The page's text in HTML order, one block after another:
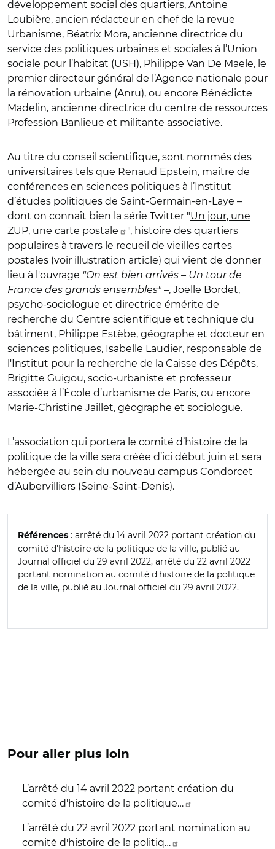
développement social des quartiers, Antoine
Loubière, ancien rédacteur en chef de la revue
Urbanisme, Béatrix Mora, ancienne directrice du
service des politiques urbaines et sociales à l’Union
sociale pour l’habitat (USH), Philippe Van De Maele, le
premier directeur général de l’Agence nationale pour
la rénovation urbaine (Anru), ou encore Bénédicte
Madelin, ancienne directrice du centre de ressources
Profession Banlieue et militante associative.
Au titre du conseil scientifique, sont nommés des
universitaires tels que Renaud Epstein, maître de
conférences en sciences politiques à l’Institut
d’études politiques de Saint-Germain-en-Laye –
dont on connaît bien la série Twitter "Un jour, une
ZUP, une carte postale
", histoire des quartiers
populaires à travers le recueil de vieilles cartes
postales (voir illustration article) qui vient de donner
lieu à l'ouvrage "On est bien arrivés – Un tour de
France des grands ensembles"–, Joëlle Bordet,
psycho-sociologue et directrice émérite de
recherche du Centre scientifique et technique du
bâtiment, Philippe Estèbe, géographe et docteur en
sciences politiques, Isabelle Laudier, responsable de
l'Institut pour la recherche de la Caisse des Dépôts,
Brigitte Guigou, socio-urbaniste et professeur
associée à l’École d’urbanisme de Paris, ou encore
Marie-Christine Jaillet, géographe et sociologue.
L’association qui portera le comité d’histoire de la
politique de la ville sera créée d’ici début juin et sera
hébergée au sein du nouveau campus Condorcet
d’Aubervilliers (Seine-Saint-Denis).
Références : arrêté du 14 avril 2022 portant création du
comité d'histoire de la politique de la ville, publié au
Journal officiel du 29 avril 2022, arrêté du 22 avril 2022
portant nomination au comité d'histoire de la politique
de la ville, publié au Journal officiel du 29 avril 2022.
Pour aller plus loin
L’arrêté du 14 avril 2022 portant création du
comité d'histoire de la politique…
L’arrêté du 22 avril 2022 portant nomination au
comité d'histoire de la politiq…